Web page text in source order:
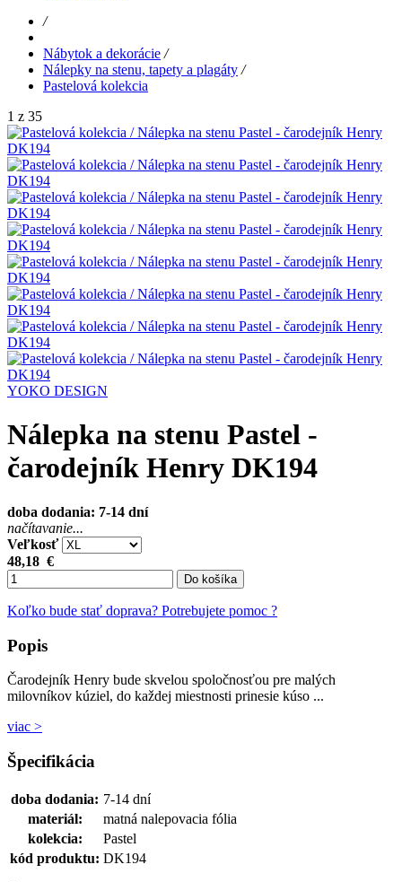
/
Nábytok a dekorácie /
Nálepky na stenu, tapety a plagáty /
Pastelová kolekcia
1 z 35
YOKO DESIGN
Nálepka na stenu Pastel -
čarodejník Henry DK194
doba dodania: 7-14 dní
načítavanie...
Veľkosť
48,18 €
Do košíka
Koľko bude stať doprava? Potrebujete pomoc ?
Popis
Čarodejník Henry bude skvelou spoločnosťou pre malých
milovníkov kúziel, do každej miestnosti prinesie kúso ...
viac >
Špecifikácia
doba dodania: 7-14 dní
materiál:
matná nalepovacia fólia
kolekcia:
Pastel
kód produktu: DK194